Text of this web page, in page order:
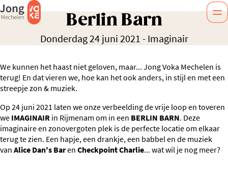
Berlin Barn
Donderdag 24 juni 2021 - Imaginair
We kunnen het haast niet geloven, maar... Jong Voka Mechelen is
terug! En dat vieren we, hoe kan het ook anders, in stijl en met een
streepje zon & muziek.
Op 24 juni 2021 laten we onze verbeelding de vrije loop en toveren
we IMAGINAIR in Rijmenam om in een BERLIN BARN. Deze
imaginaire en zonovergoten plek is de perfecte locatie om elkaar
terug te zien. Een hapje, een drankje, een babbel en de muziek
van Alice Dan's Baren Checkpoint Charlie... wat wil je nog meer?